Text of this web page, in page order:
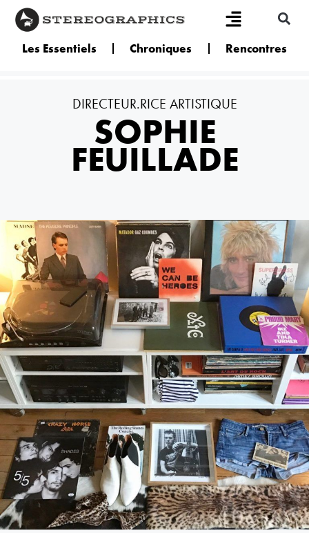
Les Essentiels Chroniques Rencontres
DIRECTEUR.RICE ARTISTIQUE
SOPHIE
FEUILLADE